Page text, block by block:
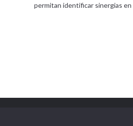
permitan identificar sinergias